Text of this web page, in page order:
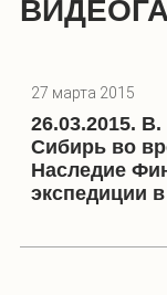
27 марта 2015
26.03.2015.
Сибирь во
Наследие
экспедиции